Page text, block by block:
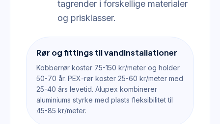
tagrender i forskellige materialer
og prisklasser.
Rør og fittings til vandinstallationer
Kobberrør koster 75-150 kr/meter og holder
50-70 år. PEX-rør koster 25-60 kr/meter med
25-40 års levetid. Alupex kombinerer
aluminiums styrke med plasts fleksibilitet til
45-85 kr/meter.